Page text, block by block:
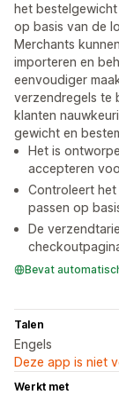
het
op basis van de
Merchants
importeren en
eenvoudiger
verzendregels te
klanten
gewicht en
Het is
accepteren
Controleert
passen op
De
Bevat
Talen
Engels
Deze app is niet
Werkt met